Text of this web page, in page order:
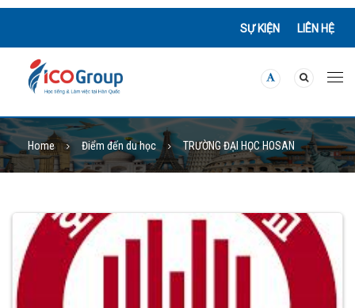
SỰ KIỆN LIÊN HỆ
Home Điểm đến du học TRƯỜNG ĐẠI HỌC HOSAN